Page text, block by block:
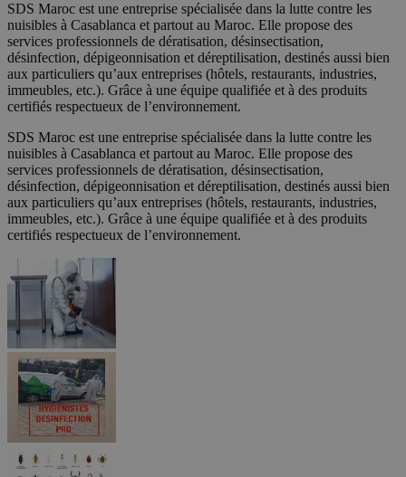
SDS Maroc est une entreprise spécialisée dans la lutte contre les
nuisibles à Casablanca et partout au Maroc. Elle propose des
services professionnels de dératisation, désinsectisation,
désinfection, dépigeonnisation et déreptilisation, destinés aussi bien
aux particuliers qu’aux entreprises (hôtels, restaurants, industries,
immeubles, etc.). Grâce à une équipe qualifiée et à des produits
certifiés respectueux de l’environnement.
SDS Maroc est une entreprise spécialisée dans la lutte contre les
nuisibles à Casablanca et partout au Maroc. Elle propose des
services professionnels de dératisation, désinsectisation,
désinfection, dépigeonnisation et déreptilisation, destinés aussi bien
aux particuliers qu’aux entreprises (hôtels, restaurants, industries,
immeubles, etc.). Grâce à une équipe qualifiée et à des produits
certifiés respectueux de l’environnement.